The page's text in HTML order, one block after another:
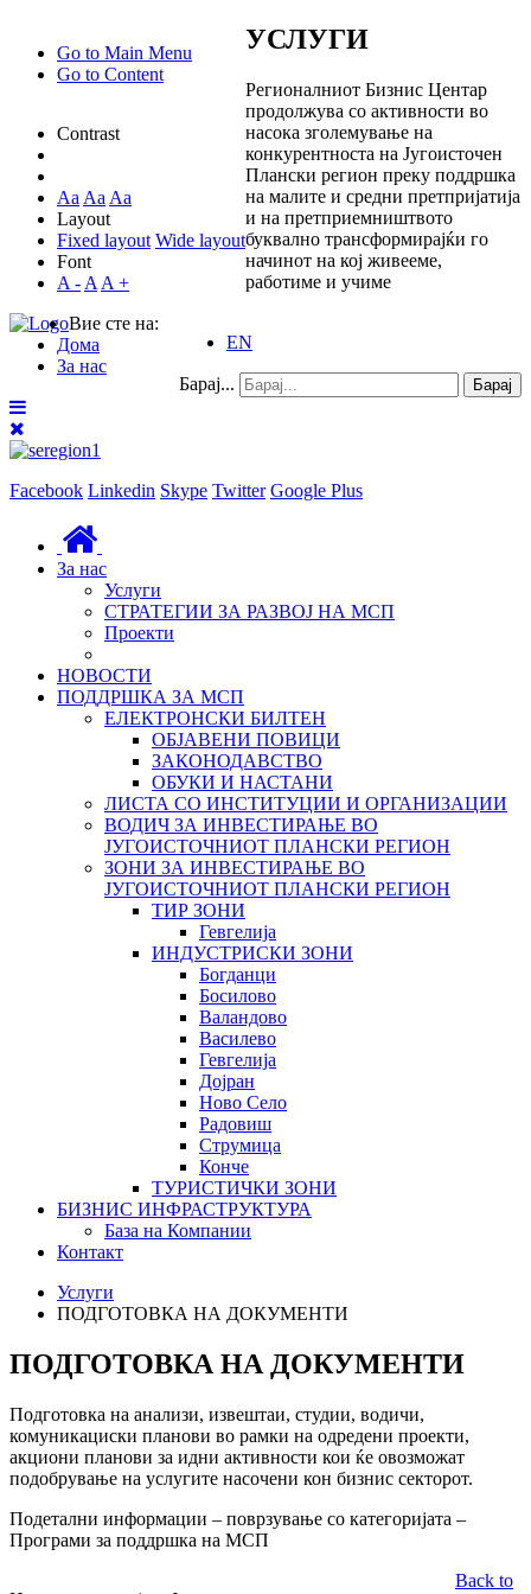
Go to Main Menu
Go to Content
Contrast
Aa Aa Aa
Layout
Fixed layout Wide layout
Font
A - A A +
EN
Барај... Барај
Facebook Linkedin Skype Twitter Google Plus
За нас
Услуги
СТРАТЕГИИ ЗА РАЗВОЈ НА МСП
Проекти
НОВОСТИ
ПОДДРШКА ЗА МСП
ЕЛЕКТРОНСКИ БИЛТЕН
ОБЈАВЕНИ ПОВИЦИ
ЗАКОНОДАВСТВО
ОБУКИ И НАСТАНИ
ЛИСТА СО ИНСТИТУЦИИ И ОРГАНИЗАЦИИ
ВОДИЧ ЗА ИНВЕСТИРАЊЕ ВО
ЈУГОИСТОЧНИОТ ПЛАНСКИ РЕГИОН
ЗОНИ ЗА ИНВЕСТИРАЊЕ ВО
ЈУГОИСТОЧНИОТ ПЛАНСКИ РЕГИОН
ТИР ЗОНИ
Гевгелија
ИНДУСТРИСКИ ЗОНИ
Богданци
Босилово
Валандово
Василево
Гевгелија
Дојран
Ново Село
Радовиш
Струмица
Конче
ТУРИСТИЧКИ ЗОНИ
БИЗНИС ИНФРАСТРУКТУРА
База на Компании
Контакт
УСЛУГИ
Регионалниот Бизнис Центар
продолжува со активности во
насока зголемување на
конкурентноста на Југоисточен
Плански регион преку поддршка
на малите и средни претпријатија
и на претприемништвото
буквално трансформирајќи го
начинот на кој живееме,
работиме и учиме
Вие сте на:
Дома
За нас
Услуги
ПОДГОТОВКА НА ДОКУМЕНТИ
ПОДГОТОВКА НА ДОКУМЕНТИ
Подготовка на анализи, извештаи, студии, водичи,
комуникациски планови во рамки на одредени проекти,
акциони планови за идни активности кои ќе овозможат
подобрување на услугите насочени кон бизнис секторот.
Подетални информации – поврзување со категоријата –
Програми за поддршка на МСП
Back to